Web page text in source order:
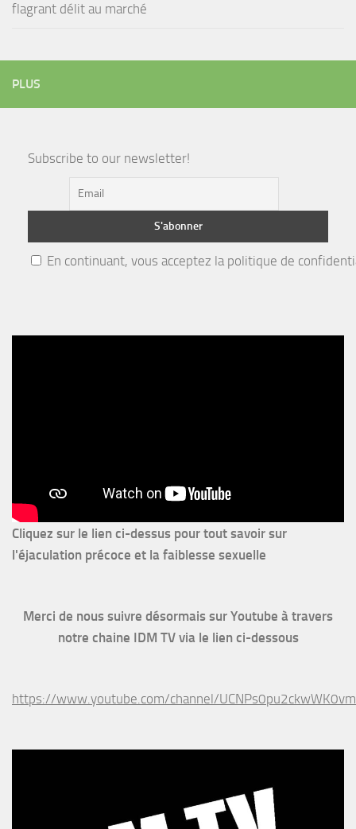
flagrant délit au marché
PLUS
Subscribe to our newsletter!
En continuant, vous acceptez la politique de
Cliquez sur le lien ci-dessus pour tout savoir sur
l'éjaculation précoce et la faiblesse sexuelle
Merci de nous suivre désormais sur Youtube à travers
notre chaine IDM TV via le lien ci-dessous
https://www.youtube.com/channel/